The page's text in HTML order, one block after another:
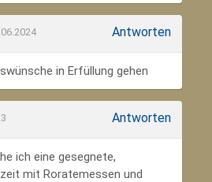
Antworten
in Erfüllung gehen
Antworten
ich eine gesegnete,
mit Roratemessen und